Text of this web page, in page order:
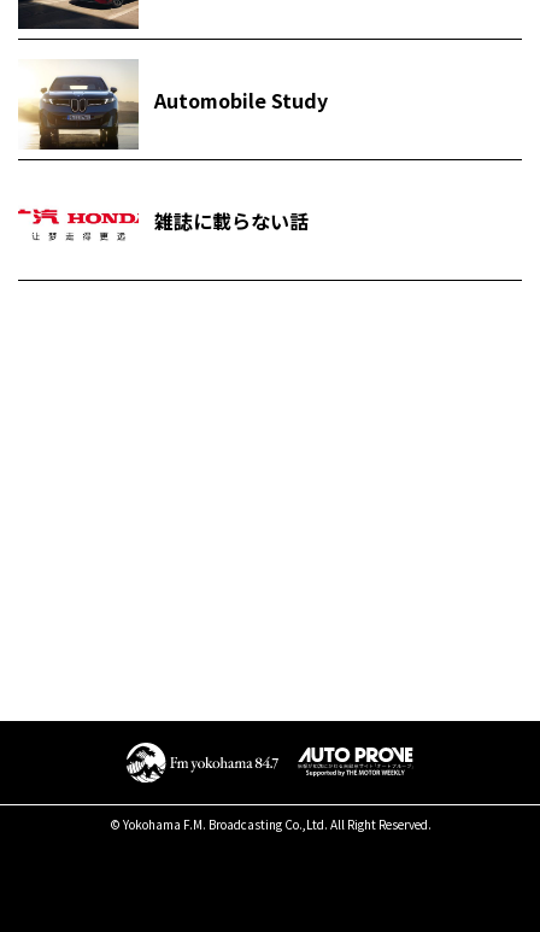
Automobile Study
雑誌に載らない話
© Yokohama F.M. Broadcasting Co.,Ltd. All Right Reserved.